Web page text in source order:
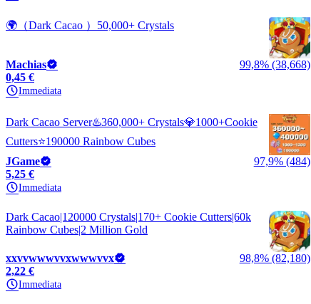
🌍（Dark Cacao ）50,000+ Crystals
Machias
99,8% (38,668)
0,45 €
Immediata
Dark Cacao Server♨️360,000+ Crystals💎1000+Cookie
Cutters⭐190000 Rainbow Cubes
JGame
97,9% (484)
5,25 €
Immediata
Dark Cacao|120000 Crystals|170+ Cookie Cutters|60k
Rainbow Cubes|2 Million Gold
xxvvwwwvvxwwwvvx
98,8% (82,180)
2,22 €
Immediata